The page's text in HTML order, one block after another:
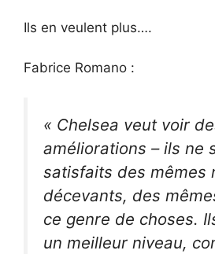
Ils en veulent plus….
Fabrice Romano :
« Chelsea veut voir
améliorations – ils ne
satisfaits des mêmes
décevants, des
ce genre de choses.
un meilleur niveau,